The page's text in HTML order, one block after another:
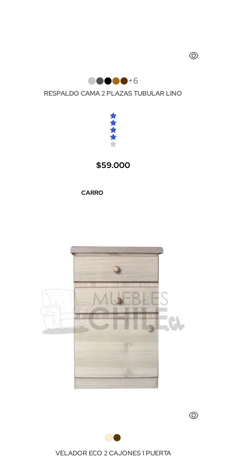
+6
RESPALDO CAMA 2 PLAZAS TUBULAR LINO
$59.000
CARRO
VELADOR ECO 2 CAJONES 1 PUERTA